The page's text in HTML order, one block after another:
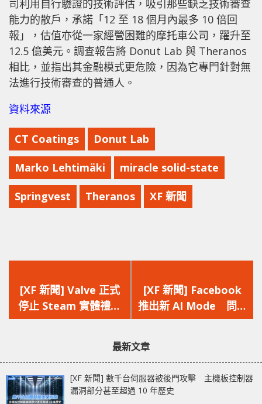
司利用自行驗證的技術評估，吸引那些缺乏技術審查
能力的散戶，承諾「12 至 18 個月內最多 10 倍回
報」，估值亦從一家經營困難的摩托車公司，躍升至
12.5 億美元。調查報告將 Donut Lab 與 Theranos
相比，並指出其金融模式更危險，因為它專門針對無
法進行技術審查的普通人。
資料來源
CT Coatings Donut Lab
Marko Lehtimäki miracle solid-state
Springvest Theranos XF 新聞
一
篇
文
[XF 新聞] Valve 正式
停止 Steam 實體禮品
卡 黑市與騙徒猖狂只
一
篇
文
[XF 新聞] Facebook
推出新 AI Mode 問餐
廳、改頭換面、加球衣
最新文章
[XF 新聞] 數千台伺服器被後門攻擊 主機板控制器
漏洞部分甚至超過 10 年歷史